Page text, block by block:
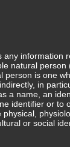
für
Hier gibt es
entwickeln.
Hier gibt es geführte
any information
natural person
person is one
in
a name, an
identifier or to
or social